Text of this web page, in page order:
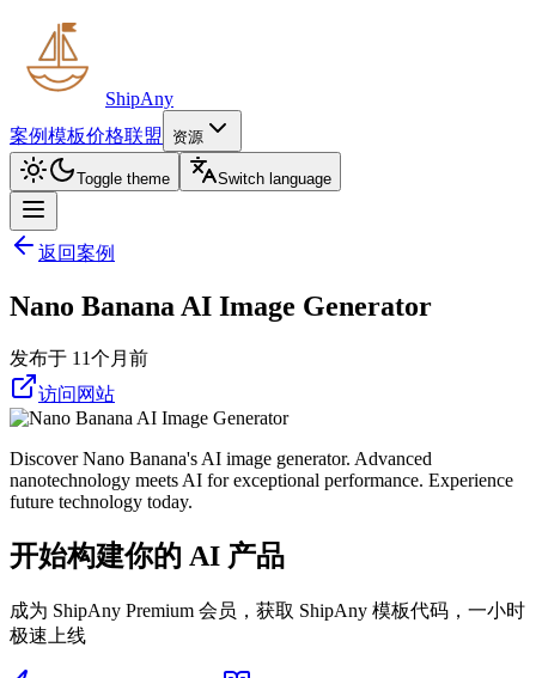
ShipAny
案例模板价格联盟 资源
Toggle theme Switch language
返回案例
Nano Banana AI Image Generator
发布于 11个月前
访问网站
Discover Nano Banana's AI image generator. Advanced
nanotechnology meets AI for exceptional performance. Experience
future technology today.
开始构建你的 AI 产品
成为 ShipAny Premium 会员，获取 ShipAny 模板代码，一小时
极速上线